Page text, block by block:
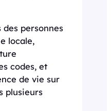
des personnes
locale,
codes, et
de vie sur
plusieurs